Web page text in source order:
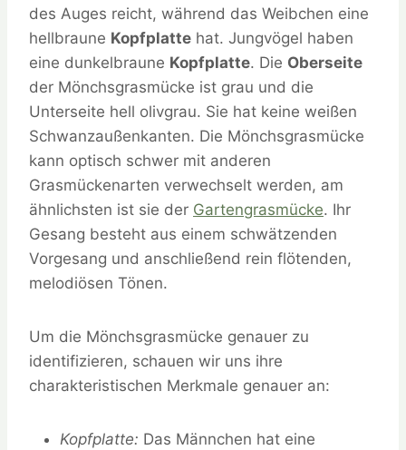
des Auges reicht, während das Weibchen eine
hellbraune Kopfplatte hat. Jungvögel haben
eine dunkelbraune Kopfplatte. Die Oberseite
der Mönchsgrasmücke ist grau und die
Unterseite hell olivgrau. Sie hat keine weißen
Schwanzaußenkanten. Die Mönchsgrasmücke
kann optisch schwer mit anderen
Grasmückenarten verwechselt werden, am
ähnlichsten ist sie der Gartengrasmücke. Ihr
Gesang besteht aus einem schwätzenden
Vorgesang und anschließend rein flötenden,
melodiösen Tönen.
Um die Mönchsgrasmücke genauer zu
identifizieren, schauen wir uns ihre
charakteristischen Merkmale genauer an:
Kopfplatte: Das Männchen hat eine